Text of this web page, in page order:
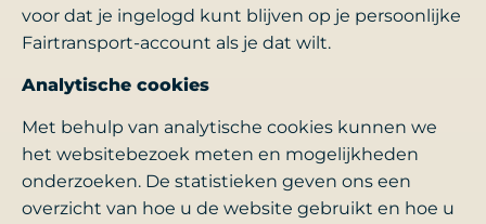
voor dat je ingelogd kunt blijven op je persoonlijke
Fairtransport-account als je dat wilt.
Analytische cookies
Met behulp van analytische cookies kunnen we
het websitebezoek meten en mogelijkheden
onderzoeken. De statistieken geven ons een
overzicht van hoe u de website gebruikt en hoe u